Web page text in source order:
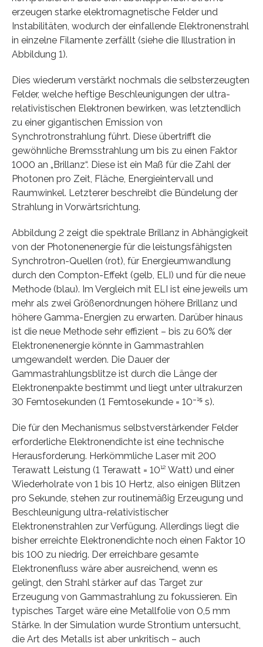
erzeugen starke elektromagnetische Felder und
Instabilitäten, wodurch der einfallende Elektronenstrahl
in einzelne Filamente zerfällt (siehe die Illustration in
Abbildung 1).
Dies wiederum verstärkt nochmals die selbsterzeugten
Felder, welche heftige Beschleunigungen der ultra-
relativistischen Elektronen bewirken, was letztendlich
zu einer gigantischen Emission von
Synchrotronstrahlung führt. Diese übertrifft die
gewöhnliche Bremsstrahlung um bis zu einen Faktor
1000 an „Brillanz“. Diese ist ein Maß für die Zahl der
Photonen pro Zeit, Fläche, Energieintervall und
Raumwinkel. Letzterer beschreibt die Bündelung der
Strahlung in Vorwärtsrichtung.
Abbildung 2 zeigt die spektrale Brillanz in Abhängigkeit
von der Photonenenergie für die leistungsfähigsten
Synchrotron-Quellen (rot), für Energieumwandlung
durch den Compton-Effekt (gelb, ELI) und für die neue
Methode (blau). Im Vergleich mit ELI ist eine jeweils um
mehr als zwei Größenordnungen höhere Brillanz und
höhere Gamma-Energien zu erwarten. Darüber hinaus
ist die neue Methode sehr effizient – bis zu 60% der
Elektronenenergie könnte in Gammastrahlen
umgewandelt werden. Die Dauer der
Gammastrahlungsblitze ist durch die Länge der
Elektronenpakte bestimmt und liegt unter ultrakurzen
30 Femtosekunden (1 Femtosekunde = 10⁻¹⁵ s).
Die für den Mechanismus selbstverstärkender Felder
erforderliche Elektronendichte ist eine technische
Herausforderung. Herkömmliche Laser mit 200
Terawatt Leistung (1 Terawatt = 10¹² Watt) und einer
Wiederholrate von 1 bis 10 Hertz, also einigen Blitzen
pro Sekunde, stehen zur routinemäßig Erzeugung und
Beschleunigung ultra-relativistischer
Elektronenstrahlen zur Verfügung. Allerdings liegt die
bisher erreichte Elektronendichte noch einen Faktor 10
bis 100 zu niedrig. Der erreichbare gesamte
Elektronenfluss wäre aber ausreichend, wenn es
gelingt, den Strahl stärker auf das Target zur
Erzeugung von Gammastrahlung zu fokussieren. Ein
typisches Target wäre eine Metallfolie von 0,5 mm
Stärke. In der Simulation wurde Strontium untersucht,
die Art des Metalls ist aber unkritisch – auch